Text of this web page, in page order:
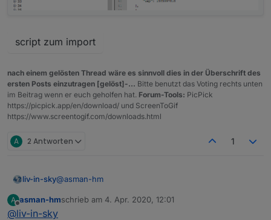
script zum import
nach einem gelösten Thread wäre es sinnvoll dies in der Überschrift des
ersten Posts einzutragen [gelöst]-... Bitte benutzt das Voting rechts unten
im Beitrag wenn er euch geholfen hat. Forum-Tools: PicPick
https://picpick.app/en/download/ und ScreenToGif
https://www.screentogif.com/downloads.html
A 2 Antworten 1
liv-in-sky@asman-hm
was ich dir anbieten kann (erster schritt)
A
Offline
asman-hmschrieb am 4. Apr. 2020, 12:01
zuletzt editiert von
@liv-in-sky